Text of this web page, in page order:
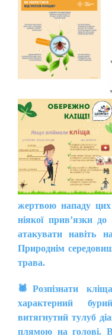
жертвою нападу
ніякої прив’язки
атакувати навіть
Природнім
трава.
🕷️Розпізнати
характерний
витягнутий тулуб
плямою на голові.